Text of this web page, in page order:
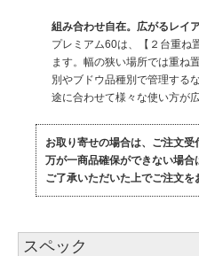
組み合わせ自在。広がるレイ
プレミアム60は、【２台重ね
ます。幅の狭い場所では重ね
別やブドウ品種別で管理する
途に合わせて様々な使い方が
お取り寄せの場合は、ご注文受
万が一商品確保ができない場合
ご了承いただいた上でご注文を
スペック